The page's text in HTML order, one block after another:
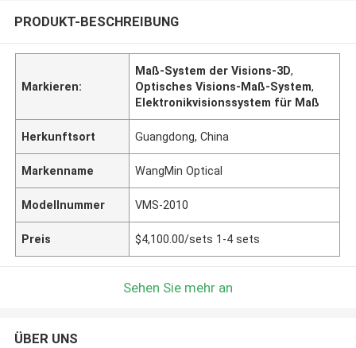
PRODUKT-BESCHREIBUNG
Markieren:
Maß-System der Visions-3D,
Optisches Visions-Maß-System,
Elektronikvisionssystem für Maß
Herkunftsort Guangdong, China
Markenname WangMin Optical
Modellnummer VMS-2010
Preis $4,100.00/sets 1-4 sets
Sehen Sie mehr an
ÜBER UNS